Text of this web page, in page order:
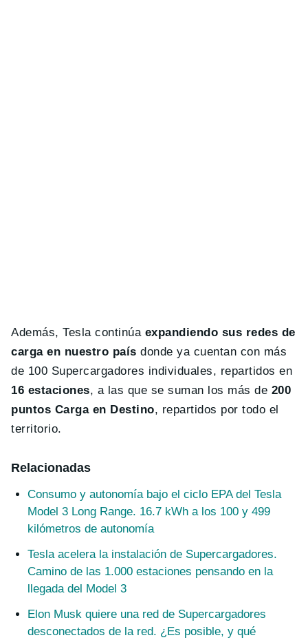
Además, Tesla continúa expandiendo sus redes de
carga en nuestro país donde ya cuentan con más
de 100 Supercargadores individuales, repartidos en
16 estaciones, a las que se suman los más de 200
puntos Carga en Destino, repartidos por todo el
territorio.
Relacionadas
Consumo y autonomía bajo el ciclo EPA del Tesla
Model 3 Long Range. 16.7 kWh a los 100 y 499
kilómetros de autonomía
Tesla acelera la instalación de Supercargadores.
Camino de las 1.000 estaciones pensando en la
llegada del Model 3
Elon Musk quiere una red de Supercargadores
desconectados de la red. ¿Es posible, y qué